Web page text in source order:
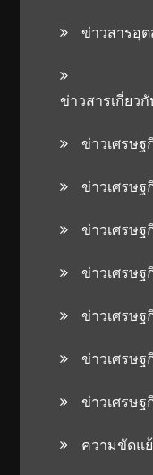
ข่าวสารอุ
ข่าวสารเกี่ยว
ข่าวเศรษฐ
ข่าวเศรษ
ข่าวเศรษฐ
ข่าวเศรษฐ
ข่าวเศรษฐ
ข่าวเศรษฐ
ข่าวเศรษฐ
ความขัดแ